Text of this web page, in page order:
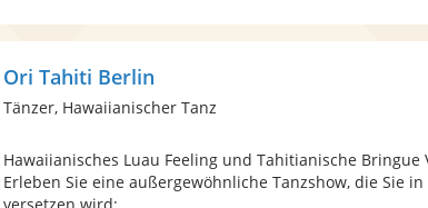
Ori Tahiti Berlin
Tänzer, Hawaiianischer Tanz
Hawaiianisches Luau Feeling und Tahitianische Bringue
Erleben Sie eine außergewöhnliche Tanzshow, die Sie